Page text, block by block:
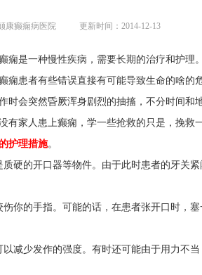
康癫痫病医院 更新时间：2014-12-13
痫是一种慢性疾病，需要长期的治疗和护理
痫患者有些错误直接有可能导致生命的啥的
时会突然昏厥浑身剧烈的抽搐，不分时间和
有家人患上癫痫，学一些抢救的只是，挽救
护理措施。
硬的开口器等物件。由于此时患者的牙关
你的手指。可能的话，在患者张开口时，
减少发作的强度。有时还可能由于用力不